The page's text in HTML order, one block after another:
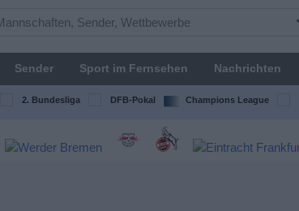
Sender Sport im Fernsehen Nachrichten
2. Bundesliga DFB-Pokal Champions League